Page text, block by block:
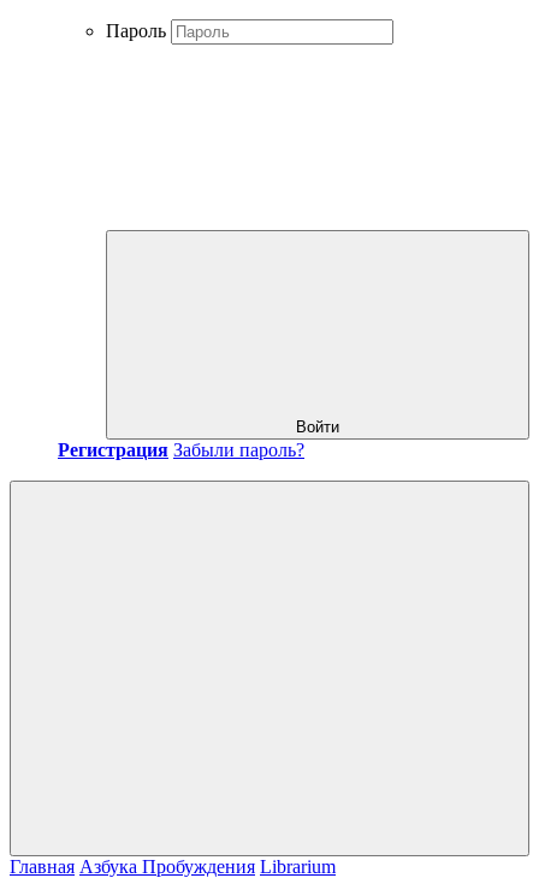
Пароль
Войти
Регистрация Забыли пароль?
Главная Азбука Пробуждения Librarium